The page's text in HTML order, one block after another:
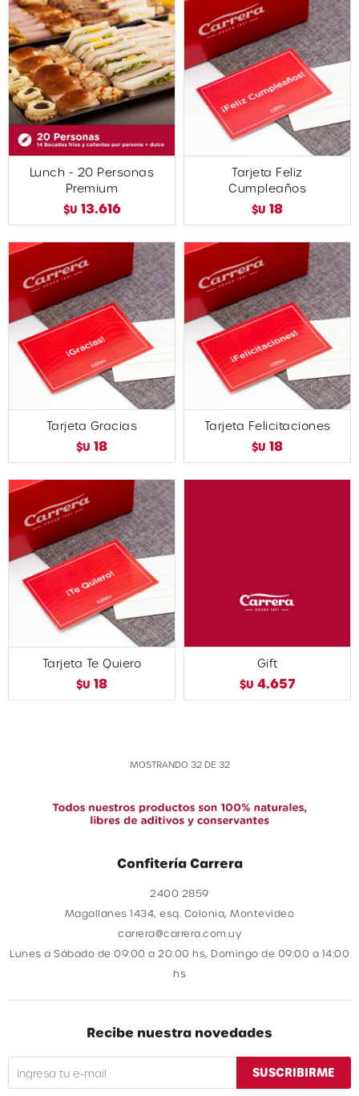
Lunch - 20 Personas
Premium
$U 13.616
Tarjeta Feliz
Cumpleaños
$U 18
Tarjeta Gracias
$U 18
Tarjeta Felicitaciones
$U 18
Tarjeta Te Quiero
$U 18
Gift
$U 4.657
MOSTRANDO 32DE 32
Confitería Carrera
2400 2859
Magallanes 1434, esq. Colonia, Montevideo
carrera@carrera.com.uy
Lunes a Sábado de 09:00 a 20:00 hs, Domingo de 09:00 a 14:00
hs
Recibe nuestra novedades
SUSCRIBIRME